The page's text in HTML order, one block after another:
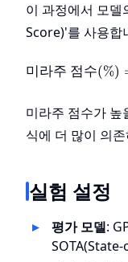
이 과정에서 모
Score)'를 사용합
미라주 점수(%)
미라주 점수가
식에 더 많이 의
실험 설정
평가 모델: